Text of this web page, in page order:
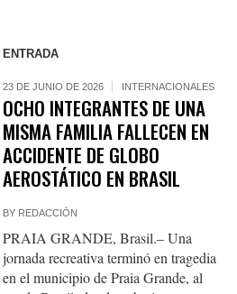
ENTRADA
23 DE JUNIO DE 2026 INTERNACIONALES
OCHO INTEGRANTES DE UNA
MISMA FAMILIA FALLECEN EN
ACCIDENTE DE GLOBO
AEROSTÁTICO EN BRASIL
BY REDACCIÓN
PRAIA GRANDE, Brasil.– Una
jornada recreativa terminó en tragedia
en el municipio de Praia Grande, al